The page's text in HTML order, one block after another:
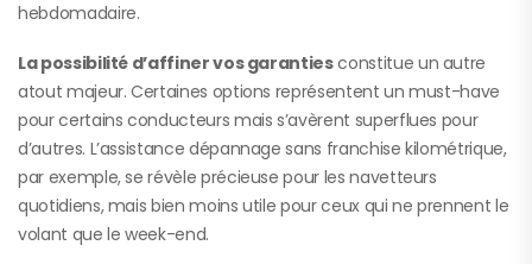
hebdomadaire.
La possibilité d’affiner vos garantiesconstitue un autre
atout majeur. Certaines options représentent un must-have
pour certains conducteurs mais s’avèrent superflues pour
d’autres. L’assistance dépannage sans franchise kilométrique,
par exemple, se révèle précieuse pour les navetteurs
quotidiens, mais bien moins utile pour ceux qui ne prennent le
volant que le week-end.